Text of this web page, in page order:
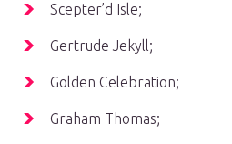
Scepter’d Isle;
Gertrude Jekyll;
Golden Celebration;
Graham Thomas;